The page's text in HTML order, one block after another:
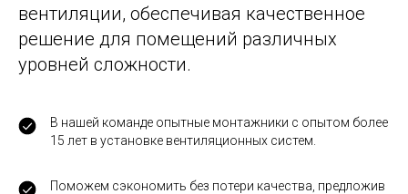
вентиляции, обеспечивая качественное
решение для помещений различных
уровней сложности.
В нашей команде опытные монтажники с опытом более
15 лет в установке вентиляционных систем.
Поможем сэкономить без потери качества, предложив